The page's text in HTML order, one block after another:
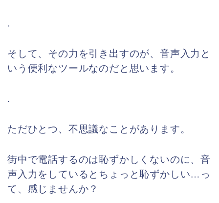
.
そして、その力を引き出すのが、音声入力と
いう便利なツールなのだと思います。
.
ただひとつ、不思議なことがあります。
街中で電話するのは恥ずかしくないのに、音
声入力をしているとちょっと恥ずかしい…っ
て、感じませんか？